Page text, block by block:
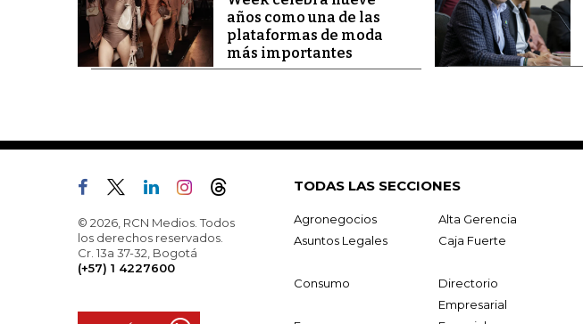
años como una de las
plataformas de moda
más importantes
© 2026, RCN Medios. Todos
los derechos reservados.
Cr. 13a 37-32, Bogotá
(+57) 1 4227600
TODAS LAS SECCIONES
Agronegocios Alta Gerencia
Asuntos Legales
Caja Fuerte
Consumo
Directorio
Empresarial